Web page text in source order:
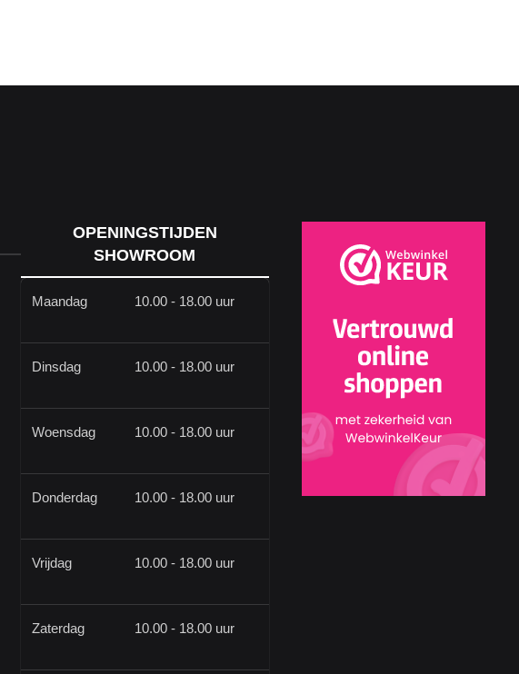
OPENINGSTIJDEN
SHOWROOM
Maandag 10.00 - 18.00 uur
Dinsdag 10.00 - 18.00 uur
Woensdag 10.00 - 18.00 uur
Donderdag 10.00 - 18.00 uur
Vrijdag 10.00 - 18.00 uur
Zaterdag 10.00 - 18.00 uur